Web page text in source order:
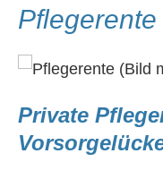
Pfle­ge­ren­te
Private